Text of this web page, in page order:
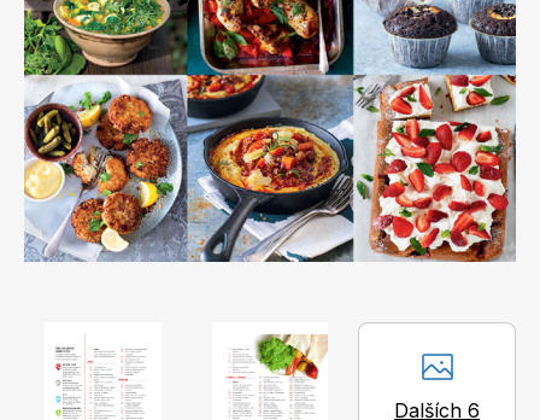
Apetit
Svět ženy
Marianne Bydlení
Marianne Venkov & styl
Dalších 6